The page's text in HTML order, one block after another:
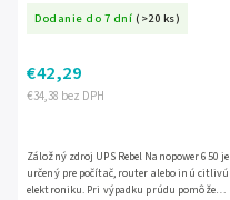
Dodanie do 7 dní (>20 ks)
€34,38 bez DPH
€42,29
Záložný zdroj UPS Rebel Nanopower 650 je
určený pre počítač, router alebo inú citlivú
elektroniku. Pri výpadku prúdu pomôže